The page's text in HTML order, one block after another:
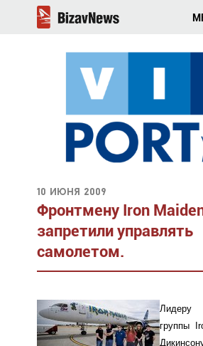
10 июня 2009
Фронтмену Iron
запретили управлять
самолетом.
Лидеру
группы